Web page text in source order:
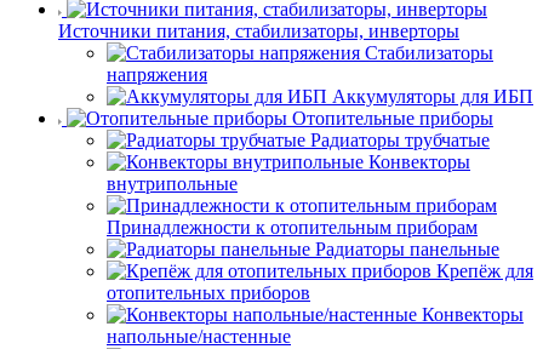
Источники питания, стабилизаторы, инверторы
Стабилизаторы
напряжения
Аккумуляторы для ИБП
Отопительные приборы
Радиаторы трубчатые
Конвекторы
внутрипольные
Принадлежности к отопительным приборам
Радиаторы панельные
Крепёж для
отопительных приборов
Конвекторы
напольные/настенные